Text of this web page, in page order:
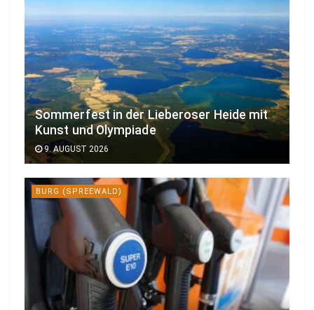
Sommerfest in der Lieberoser Heide mit
Kunst und Olympiade
9. AUGUST 2026
BURG (SPREEWALD)